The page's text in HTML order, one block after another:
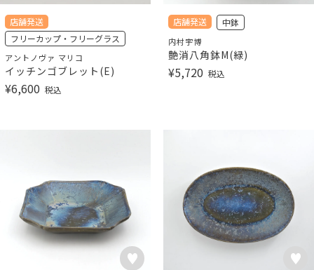
店舗発送
フリーカップ・フリーグラス
アントノヴァ マリコ
イッチンゴブレット(E)
¥6,600 税込
店舗発送 中鉢
内村宇博
艶消八角鉢M(緑)
¥5,720 税込